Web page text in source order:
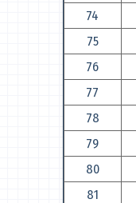
74
75
76
77
78
79
80
81